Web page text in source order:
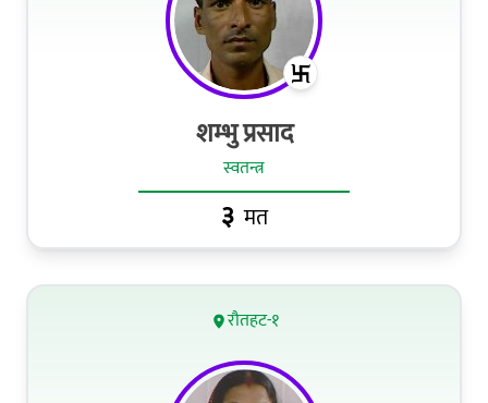
शम्भु प्रसाद
स्वतन्त्र
३ मत
रौतहट-१